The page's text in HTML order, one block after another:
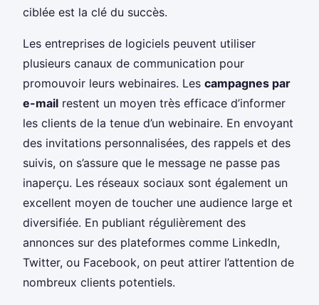
ciblée est la clé du succès.
Les entreprises de logiciels peuvent utiliser
plusieurs canaux de communication pour
promouvoir leurs webinaires. Les campagnes par
e-mail restent un moyen très efficace d’informer
les clients de la tenue d’un webinaire. En envoyant
des invitations personnalisées, des rappels et des
suivis, on s’assure que le message ne passe pas
inaperçu. Les réseaux sociaux sont également un
excellent moyen de toucher une audience large et
diversifiée. En publiant régulièrement des
annonces sur des plateformes comme LinkedIn,
Twitter, ou Facebook, on peut attirer l’attention de
nombreux clients potentiels.